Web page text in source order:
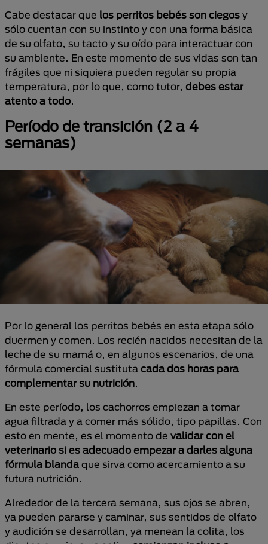
Cabe destacar que los perritos bebés son ciegos y
sólo cuentan con su instinto y con una forma básica
de su olfato, su tacto y su oído para interactuar con
su ambiente. En este momento de sus vidas son tan
frágiles que ni siquiera pueden regular su propia
temperatura, por lo que, como tutor, debes estar
atento a todo.
Período de transición (2 a 4
semanas)
Por lo general los perritos bebés en esta etapa sólo
duermen y comen. Los recién nacidos necesitan de la
leche de su mamá o, en algunos escenarios, de una
fórmula comercial sustituta cada dos horas para
complementar su nutrición.
En este período, los cachorros empiezan a tomar
agua filtrada y a comer más sólido, tipo papillas. Con
esto en mente, es el momento de validar con el
veterinario si es adecuado empezar a darles alguna
fórmula blanda que sirva como acercamiento a su
futura nutrición.
Alrededor de la tercera semana, sus ojos se abren,
ya pueden pararse y caminar, sus sentidos de olfato
y audición se desarrollan, ya menean la colita, los